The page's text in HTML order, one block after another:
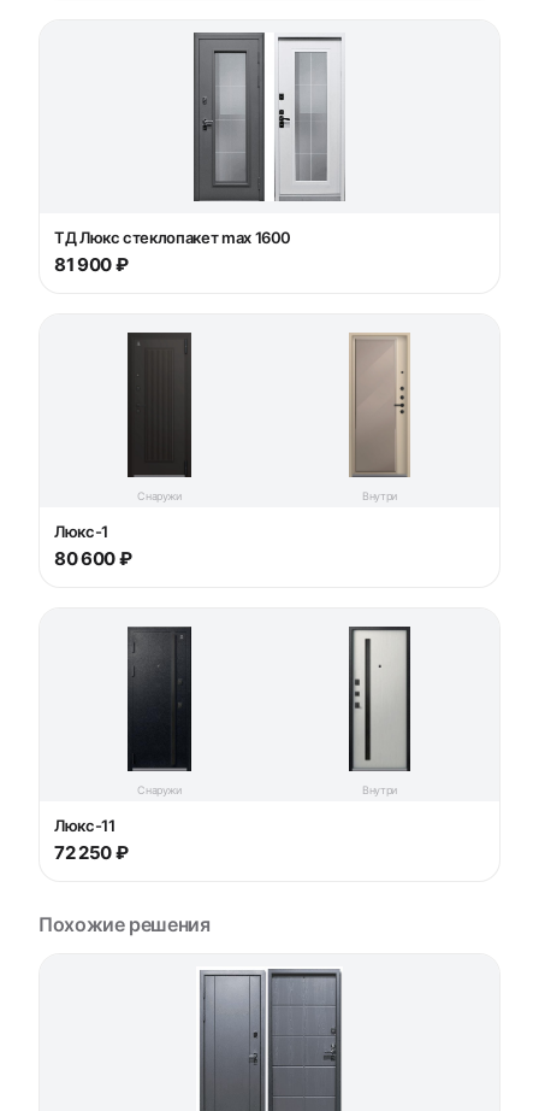
ТД Люкс стеклопакет max 1600
81 900 ₽
Снаружи Внутри
Люкс-1
80 600 ₽
Снаружи Внутри
Люкс-11
72 250 ₽
Похожие решения